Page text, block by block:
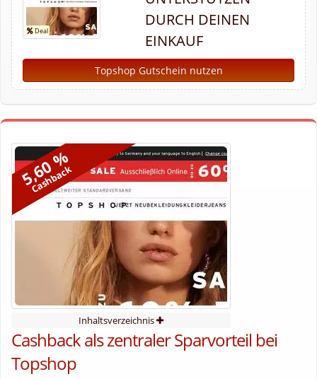
DURCH DEINEN
EINKAUF
Topshop Gutschein nutzen
5,60 %
Cashback
Inhaltsverzeichnis
Cashback als zentraler Sparvorteil bei
Topshop